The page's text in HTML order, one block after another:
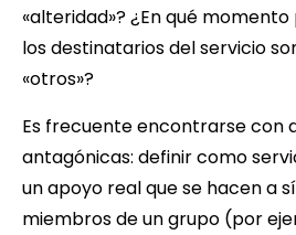
«alteridad»? ¿En qué
los destinatarios del servicio
«otros»?
Es frecuente encontrarse con
antagónicas: definir como
un apoyo real que se hacen a
miembros de un grupo (por